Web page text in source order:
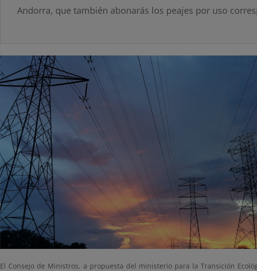
Andorra, que también abonarás los peajes por uso
El Consejo de Ministros, a propuesta del ministerio para la Transición